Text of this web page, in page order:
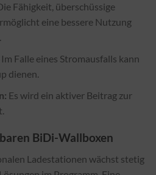
Fähigkeit, überschüssige
eine bessere Nutzung
Im Falle eines Stromausfalls kann
dienen.
Es wird ein aktiver Beitrag zur
BiDi-Wallboxen
Ladestationen wächst stetig